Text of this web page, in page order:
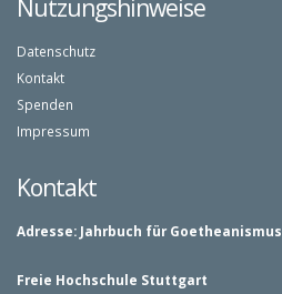
Nutzungshinweise
Datenschutz
Kontakt
Spenden
Impressum
Kontakt
Adresse: Jahrbuch für Goetheanismus
Freie Hochschule Stuttgart